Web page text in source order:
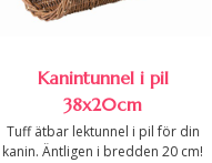
Kanintunnel i pil
38x20cm
Tuff ätbar lektunnel i pil för din
kanin. Äntligen i bredden 20 cm!